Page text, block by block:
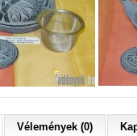
Vélemények (0)